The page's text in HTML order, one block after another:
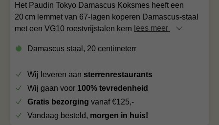
Het Paudin Tokyo Damascus Koksmes heeft een
20 cm lemmet van 67-lagen koperen Damascus-staal
met een VG10 roestvrijstalen kern lees meer
Damascus staal, 20 centimeterr
Wij leveren aan sterrenrestaurants
Wij gaan voor 100% tevredenheid
Gratis bezorging vanaf €125,-
Vandaag besteld, morgen in huis!